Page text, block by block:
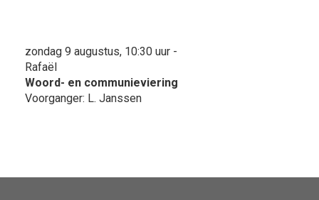
zondag 9 augustus, 10:30 uur -
Rafaël
Woord- en communieviering
Voorganger: L. Janssen